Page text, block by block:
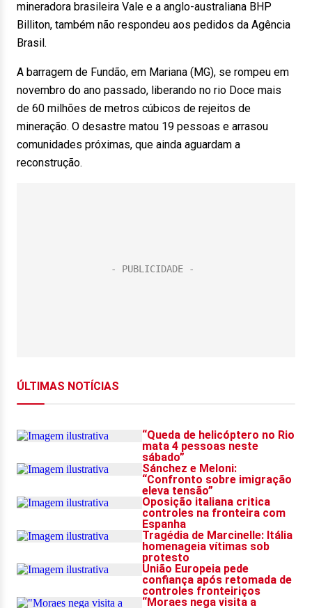
mineradora brasileira Vale e a anglo-australiana BHP
Billiton, também não respondeu aos pedidos da Agência
Brasil.
A barragem de Fundão, em Mariana (MG), se rompeu em
novembro do ano passado, liberando no rio Doce mais
de 60 milhões de metros cúbicos de rejeitos de
mineração. O desastre matou 19 pessoas e arrasou
comunidades próximas, que ainda aguardam a
reconstrução.